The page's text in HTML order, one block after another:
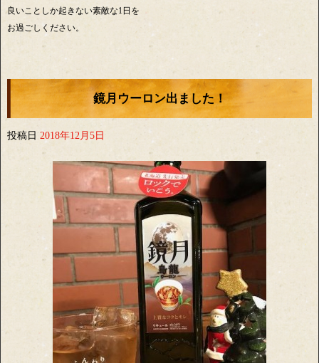
良いことしか起きない素敵な1日を
お過ごしください。
鏡月ウーロン出ました！
投稿日 2018年12月5日